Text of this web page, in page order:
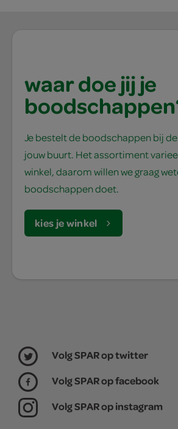
waar doe jij je
Je bestelt de boodschappen bij de
jouw buurt. Het assortiment
winkel, daarom willen we graag
boodschappen doet.
kies je winkel
Volg SPAR op twitter
Volg SPAR op facebook
Volg SPAR op instagram